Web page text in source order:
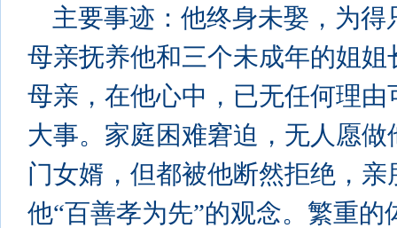
主要事迹：他终身未娶，为
母亲抚养他和三个未成年的姐
母亲，在他心中，已无任何理
大事。家庭困难窘迫，无人愿
门女婿，但都被他断然拒绝，
他“百善孝为先”的观念。繁重